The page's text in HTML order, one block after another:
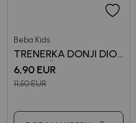
Beba Kids
TRENERKA DONJI DIO
ZA DJEČAKE BENI
6,90 EUR
11,50EUR